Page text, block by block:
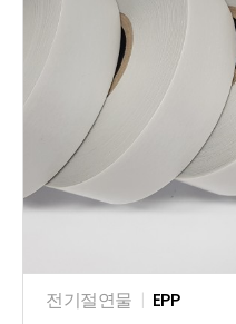
전기절연물 | EPP